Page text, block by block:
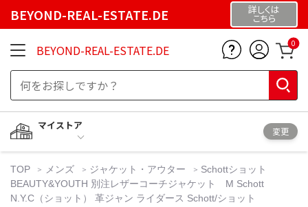
BEYOND-REAL-ESTATE.DE 詳しくは
こちら
BEYOND-REAL-ESTATE.DE 0
マイストア
変更
TOP メンズ ジャケット・アウター
Schottショット
BEAUTY&YOUTH 別注レザーコーチジャケット M Schott
N.Y.C（ショット） 革ジャン ライダース Schott/ショット